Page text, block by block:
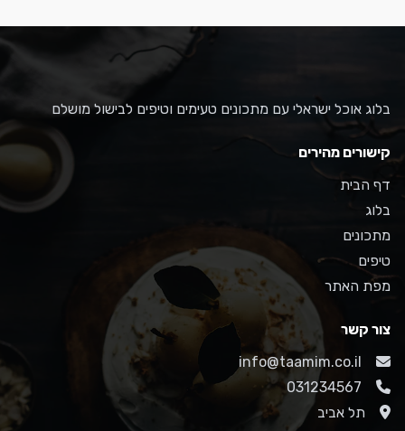
בלוג אוכל ישראלי עם מתכונים טעימים וטיפים לבישול מושלם
קישורים מהירים
דף הבית
בלוג
מתכונים
טיפים
מפת האתר
צור קשר
info@taamim.co.il
031234567
תל אביב